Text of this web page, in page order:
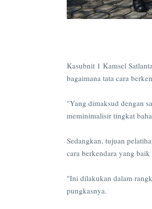
Kasubnit 1 Kamsel
bagaimana tata cara
"Yang dimaksud dengan
meminimalisir tingkat
Sedangkan, tujuan
cara berkendara yang baik
"Ini dilakukan dalam
pungkasnya.